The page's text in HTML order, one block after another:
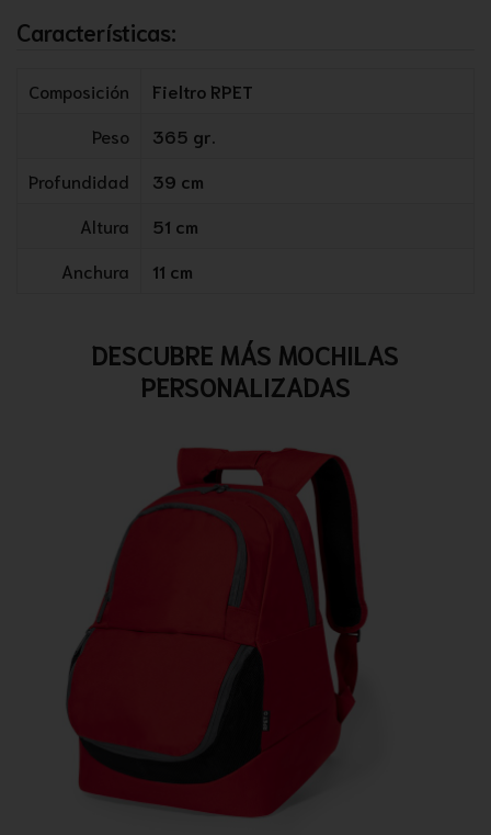
Características:
Composición
Fieltro RPET
Peso
365 gr.
Profundidad
39 cm
Altura
51 cm
Anchura
11 cm
DESCUBRE MÁS MOCHILAS
PERSONALIZADAS